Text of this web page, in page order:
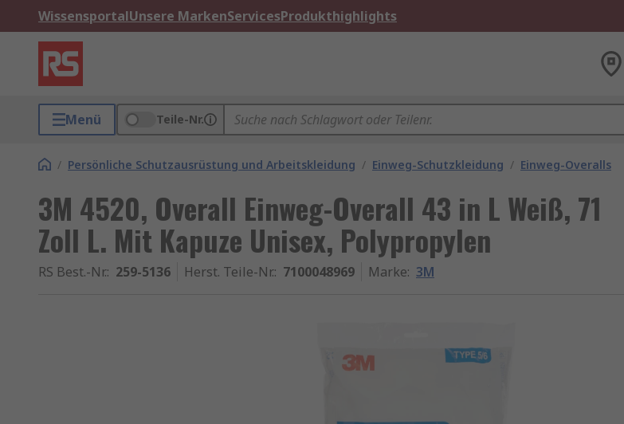
WissensportalUnsere MarkenServicesProdukthighlights
Menü Teile-Nr.
/ Persönliche Schutzausrüstung und Arbeitskleidung / Einweg-Schutzkleidung / Einweg-Overalls
3M 4520, Overall Einweg-Overall 43 in L Weiß, 71
Zoll L. Mit Kapuze Unisex, Polypropylen
RS Best.-Nr.: 259-5136 Herst. Teile-Nr.: 7100048969 Marke: 3M